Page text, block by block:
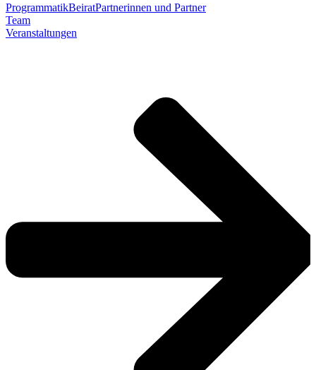
ProgrammatikBeiratPartnerinnen und Partner
Team
Veranstaltungen